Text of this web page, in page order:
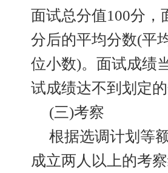
面试总分值100分
分后的平均分数(平
位小数)。面试成绩
试成绩达不到划定
(三)考察
根据选调计划等
成立两人以上的考